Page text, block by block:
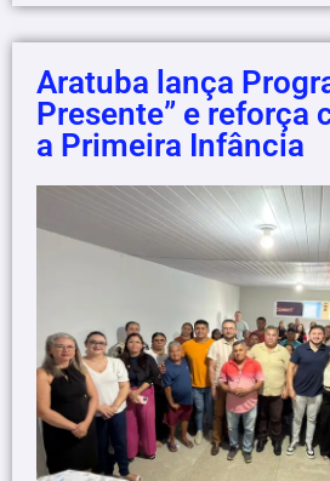
Aratuba lança
Presente” e reforça
a Primeira Infância